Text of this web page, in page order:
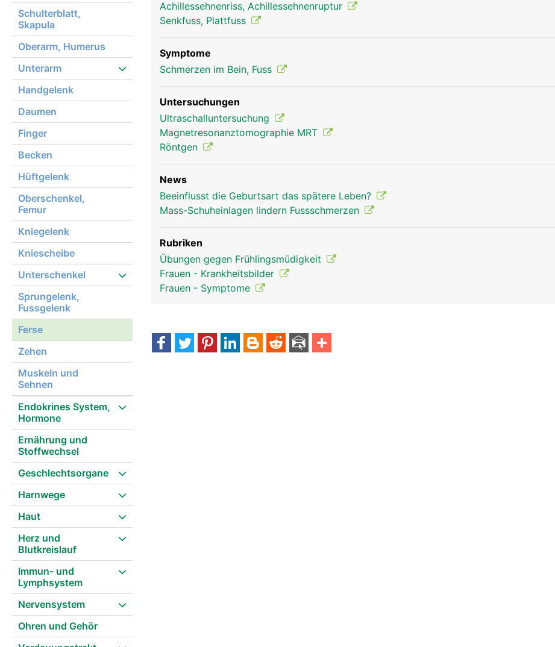
Schulterblatt,
Skapula
Oberarm, Humerus
Unterarm
Handgelenk
Daumen
Finger
Becken
Hüftgelenk
Oberschenkel,
Femur
Kniegelenk
Kniescheibe
Unterschenkel
Sprungelenk,
Fussgelenk
Ferse
Zehen
Muskeln und
Sehnen
Endokrines System,
Hormone
Ernährung und
Stoffwechsel
Geschlechtsorgane
Harnwege
Haut
Herz und
Blutkreislauf
Immun- und
Lymphsystem
Nervensystem
Ohren und Gehör
Achillessehnenriss, Achillessehnenruptur
Senkfuss, Plattfuss
Symptome
Schmerzen im Bein, Fuss
Untersuchungen
Ultraschalluntersuchung
Magnetresonanztomographie MRT
Röntgen
News
Beeinflusst die Geburtsart das spätere Leben?
Mass-Schuheinlagen lindern Fussschmerzen
Rubriken
Übungen gegen Frühlingsmüdigkeit
Frauen - Krankheitsbilder
Frauen - Symptome